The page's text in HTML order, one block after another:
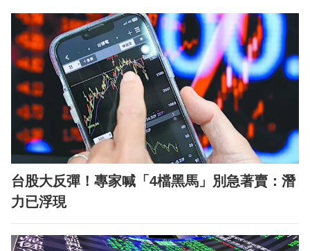
台股大反彈！專家喊「4檔黑馬」別急著賣：潛
力已浮現